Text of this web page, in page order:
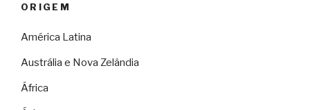
ORIGEM
América Latina
Austrália e Nova Zelândia
África